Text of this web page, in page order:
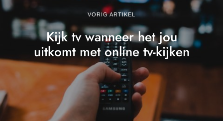
VORIG ARTIKEL
Kijk tv wanneer het jou
uitkomt met online tv-kijken